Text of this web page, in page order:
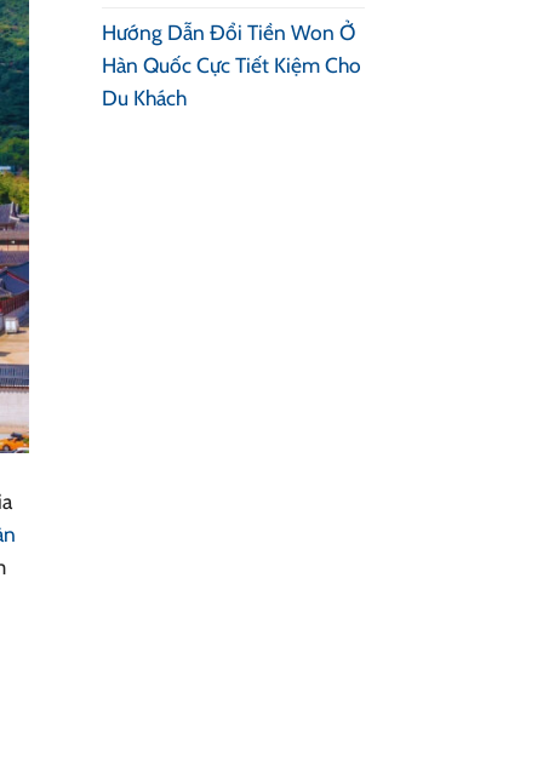
Hướng Dẫn Đổi Tiền Won Ở
Hàn Quốc Cực Tiết Kiệm Cho
Du Khách